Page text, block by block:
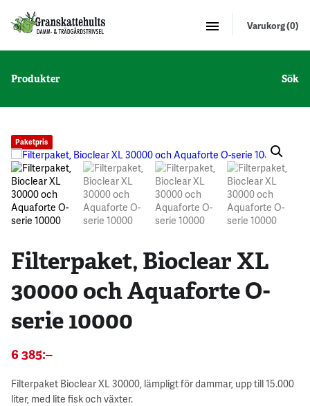
Varukorg (0)
Produkter Sök
Paketpris
Filterpaket, Bioclear XL
30000 och Aquaforte O-
serie 10000
6 385:–
Filterpaket Bioclear XL 30000, lämpligt för dammar, upp till 15.000
liter, med lite fisk och växter.